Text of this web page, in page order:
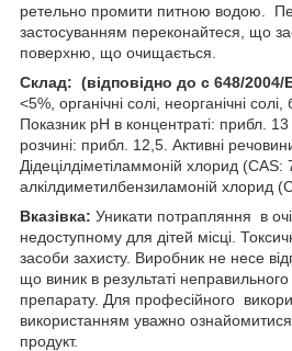
ретельно промити питною водою.
застосуванням переконайтеся, що
поверхню, що очищається.
Склад: (відповідно до с 648/2004/
<5%, органічні солі, неорганічні
Показник pH в концентраті: прибл.
розчині: прибл. 12,5. Активні
Дідецілдіметіламмоній хлорид
алкілдиметилбензиламоній хлорид
Вказівка: Уникати потрапляння в
недоступному для дітей місці.
засоби захисту. Виробник не несе
що виник в результаті
препарату. Для професійного
використанням уважно
продукт.